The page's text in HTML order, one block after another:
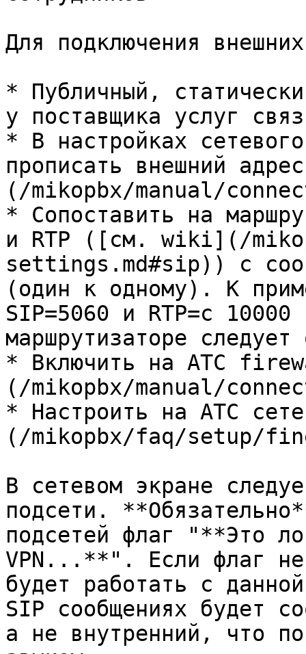
Для подключения
* Публичный,
у поставщика услуг
* В настройках
прописать внешний
(/mikopbx/manual/
* Сопоставить на
и RTP ([см. wiki](/
settings.md#sip)) с
(один к одному). К
SIP=5060 и RTP=с
маршрутизаторе
* Включить на АТС
(/mikopbx/manual/
* Настроить на АТС
(/mikopbx/faq/setup/
В сетевом экране
подсети.
подсетей флаг "**Это
VPN...**". Если флаг не
будет работать с
SIP сообщениях будет
а не внутренний, что